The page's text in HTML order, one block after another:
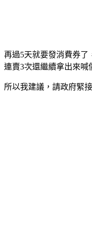
再過5天就要發消費券
連賣3次還繼續拿出來喊
所以我建議，請政府緊